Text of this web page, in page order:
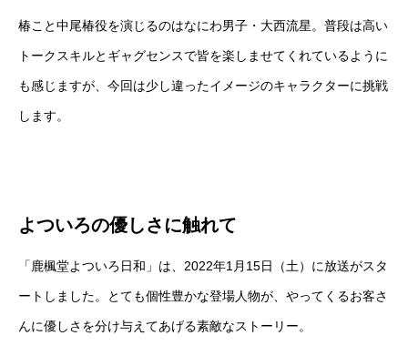
椿こと中尾椿役を演じるのはなにわ男子・大西流星。普段は高い
トークスキルとギャグセンスで皆を楽しませてくれているように
も感じますが、今回は少し違ったイメージのキャラクターに挑戦
します。
よついろの優しさに触れて
「鹿楓堂よついろ日和」は、2022年1月15日（土）に放送がスタ
ートしました。とても個性豊かな登場人物が、やってくるお客さ
んに優しさを分け与えてあげる素敵なストーリー。